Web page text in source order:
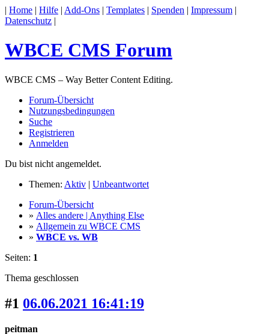
| Home | Hilfe | Add-Ons | Templates | Spenden | Impressum |
Datenschutz |
WBCE CMS Forum
WBCE CMS – Way Better Content Editing.
Forum-Übersicht
Nutzungsbedingungen
Suche
Registrieren
Anmelden
Du bist nicht angemeldet.
Themen: Aktiv | Unbeantwortet
Forum-Übersicht
» Alles andere | Anything Else
» Allgemein zu WBCE CMS
» WBCE vs. WB
Seiten: 1
Thema geschlossen
#1 06.06.2021 16:41:19
peitman